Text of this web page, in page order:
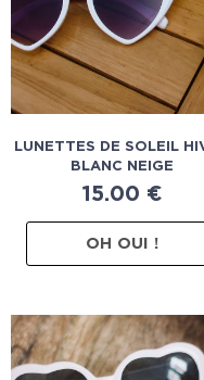
LUNETTES DE SOLEIL
BLANC NEIGE
15.00 €
OH OUI !